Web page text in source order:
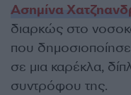
Ασημίνα
διαρκώς στο
που δημοσιοποίησε,
σε μια καρέκλα,
συντρόφου της.